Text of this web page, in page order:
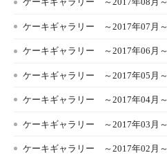
ケーキギャラリー ～2017年07月～
ケーキギャラリー ～2017年06月～
ケーキギャラリー ～2017年05月～
ケーキギャラリー ～2017年04月～
ケーキギャラリー ～2017年03月～
ケーキギャラリー ～2017年02月～